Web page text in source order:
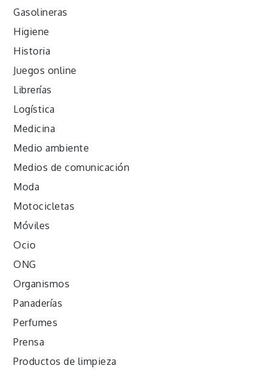
Gasolineras
Higiene
Historia
Juegos online
Librerías
Logística
Medicina
Medio ambiente
Medios de comunicación
Moda
Motocicletas
Móviles
Ocio
ONG
Organismos
Panaderías
Perfumes
Prensa
Productos de limpieza